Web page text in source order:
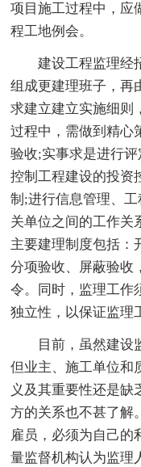
项目施工过程中，应
程工地例会。
建设工程监理经
组成更建理班子，再
求建立建立实施细则
过程中，需做到精心
验收;实事求是进行
控制工程建设的投资
制;进行信息管理、
关单位之间的工作关
主要建理制度包括：
分项验收、屏蔽验收
令。同时，监理工作
独立性，以保证监理
目前，虽然建设
但业主、施工单位和
义及其重要性还是缺
方的关系也不甚了解
雇员，必须为自己的
量监督机构认为监理